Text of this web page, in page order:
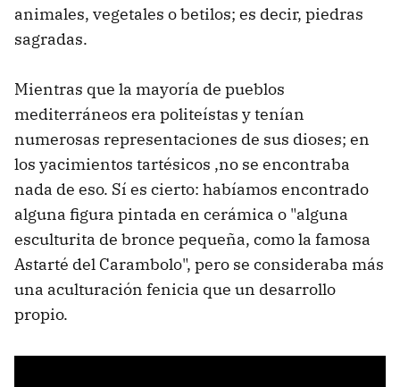
animales, vegetales o betilos; es decir, piedras
sagradas.
Mientras que la mayoría de pueblos
mediterráneos era politeístas y tenían
numerosas representaciones de sus dioses; en
los yacimientos tartésicos ,no se encontraba
nada de eso. Sí es cierto: habíamos encontrado
alguna figura pintada en cerámica o "alguna
esculturita de bronce pequeña, como la famosa
Astarté del Carambolo", pero se consideraba más
una aculturación fenicia que un desarrollo
propio.